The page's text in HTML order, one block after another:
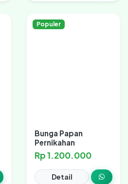
Populer
Bunga Papan
Pernikahan
Rp 1.200.000
Detail